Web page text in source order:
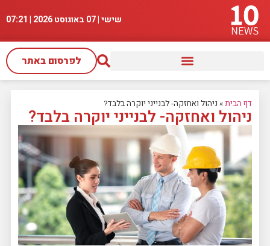
שישי | 07 באוגוסט 2026 | 07:21
לפרסום באתר
דף הבית» ניהול ואחזקה- לבנייני יוקרה בלבד?
ניהול ואחזקה- לבנייני יוקרה בלבד?